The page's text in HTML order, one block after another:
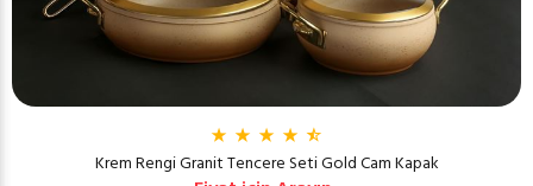
Krem Rengi Granit Tencere Seti Gold Cam Kapak